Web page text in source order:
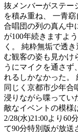
抜メンバーがステー
を積み重ね、 一青
合唱団の列の真ん中
が100年続きますよ
く。 純粋無垢で透
む観客の姿も見かけ
うにマイクを通さず
れるしかなかった。
同じく京都市少年合
浸りながら喋ってい
敵なイベントの模様
2/28(水)21:00より60
て90分特別版が放送